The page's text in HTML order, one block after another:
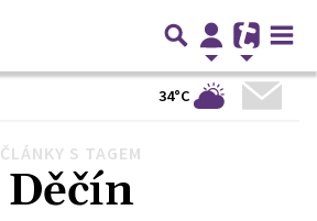
34°C
ČLÁNKY S TAGEM
Děčín
Další